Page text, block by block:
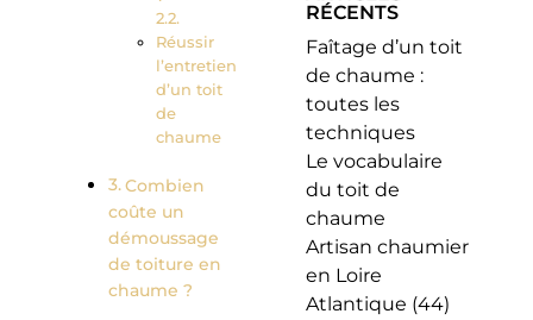
Réussir
l’entretien
d’un toit
de
chaume
Combien
coûte un
démoussage
de toiture en
chaume ?
RÉCENTS
Faîtage d’un toit
de chaume :
toutes les
techniques
Le vocabulaire
du toit de
chaume
Artisan chaumier
en Loire
Atlantique (44)